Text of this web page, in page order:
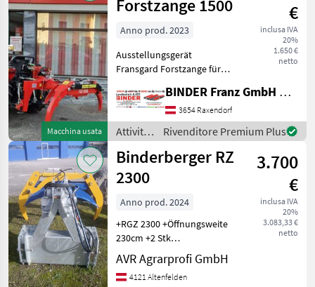
del
legno /
Macchina usata
Forstzange 1500
€
inclusa IVA
20%
1.650 €
netto
Anno prod. 2023
Ausstellungsgerät
Fransgard Forstzange für
PS, Öffnungsweite 1500mm,
mech. beidseitig ca. 45°
schwenkbar, nur 1DW
Steuergerät er
BINDER Franz GmbH & CoKG
3654 Raxendorf
Attività
forestali
e
lavorazione
del
legno /
Rivenditore Premium Plus
Binderberger RZ
2300
3.700
€
inclusa IVA
20%
3.083,33 €
netto
Anno prod. 2024
+RGZ 2300 +Öffnungsweite
230cm +2 Stk
Schwenkzylinder
+Sicherheitsventile
+Eigengewicht 370 +43°
AVR Agrarprofi GmbH
4121 Altenfelden